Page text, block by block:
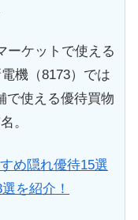
ーケットで使える
機（8173）では
で使える優待買物
。
め隠れ優待15選
を紹介！